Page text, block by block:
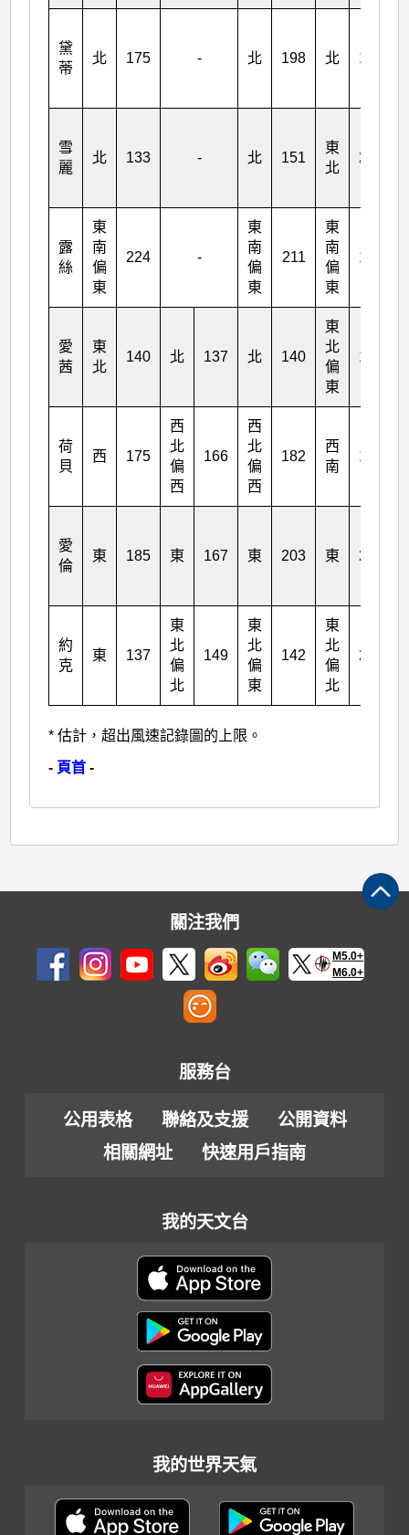
黛
蒂
北 175 - 北 198 北 184
雪
麗
北 133 - 北 151
東
北
209
露
絲
東
南
偏
東
224 -
東
南
偏
東
211
東
南
偏
東
189
愛
茜
東
北
140 北 137 北 140
東
北
偏
東
176
荷
貝
西 175
西
北
偏
西
166
西
北
偏
西
182
西
南
198
愛
倫
東 185 東 167 東 203 東 227
約
克
東 137
東
北
偏
北
149
東
北
偏
東
142
東
北
偏
北
234
* 估計，超出風速記錄圖的上限。
- 頁首 -
關注我們
M5.0+
M6.0+
服務台
公用表格 聯絡及支援
公開資料
相關網址
快速用戶指南
我的天文台
我的世界天氣